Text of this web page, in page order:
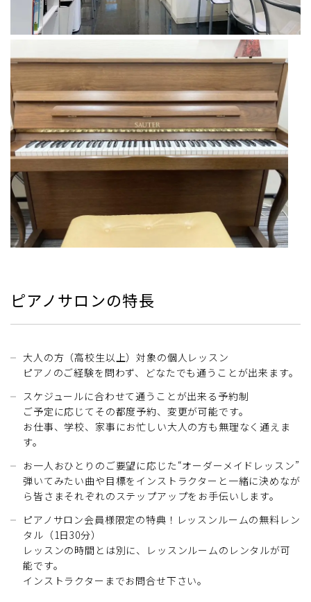
ピアノサロンの特長
大人の方（高校生以上）対象の個人レッスン
ピアノのご経験を問わず、どなたでも通うことが出来ます。
スケジュールに合わせて通うことが出来る予約制
ご予定に応じてその都度予約、変更が可能です。
お仕事、学校、家事にお忙しい大人の方も無理なく通えま
す。
お一人おひとりのご要望に応じた“オーダーメイドレッスン”
弾いてみたい曲や目標をインストラクターと一緒に決めなが
ら皆さまそれぞれのステップアップをお手伝いします。
ピアノサロン会員様限定の特典！レッスンルームの無料レン
タル（1日30分）
レッスンの時間とは別に、レッスンルームのレンタルが可
能です。
インストラクターまでお問合せ下さい。